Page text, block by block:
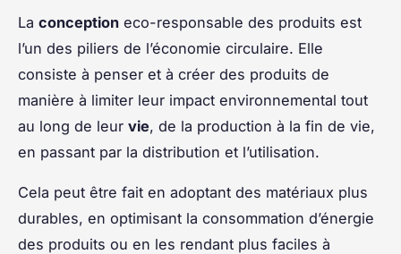
La conception eco-responsable des produits est
l’un des piliers de l’économie circulaire. Elle
consiste à penser et à créer des produits de
manière à limiter leur impact environnemental tout
au long de leur vie, de la production à la fin de vie,
en passant par la distribution et l’utilisation.
Cela peut être fait en adoptant des matériaux plus
durables, en optimisant la consommation d’énergie
des produits ou en les rendant plus faciles à